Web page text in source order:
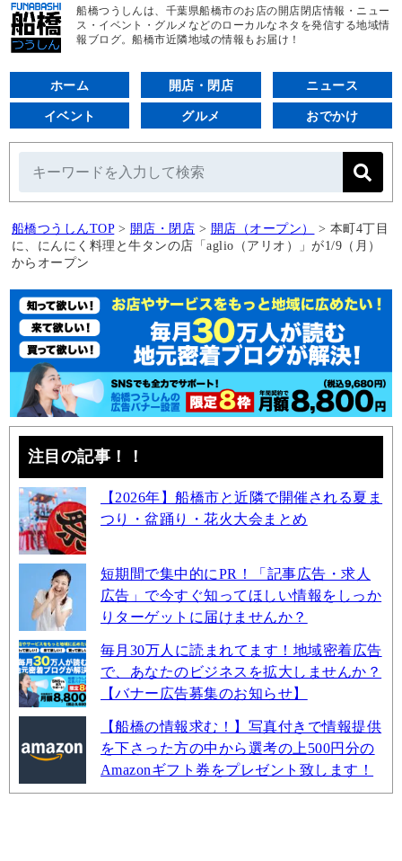
船橋つうしんは、千葉県船橋市のお店の開店閉店情報・ニュー
ス・イベント・グルメなどのローカルなネタを発信する地域情
報ブログ。船橋市近隣地域の情報もお届け！
ホーム 開店・閉店 ニュース
イベント グルメ おでかけ
船橋つうしんTOP > 開店・閉店 > 開店（オープン） > 本町4丁目
に、にんにく料理と牛タンの店「aglio（アリオ）」が1/9（月）
からオープン
注目の記事！！
【2026年】船橋市と近隣で開催される夏ま
つり・盆踊り・花火大会まとめ
短期間で集中的にPR！「記事広告・求人
広告」で今すぐ知ってほしい情報をしっか
りターゲットに届けませんか？
毎月30万人に読まれてます！地域密着広告
で、あなたのビジネスを拡大しませんか？
【バナー広告募集のお知らせ】
【船橋の情報求む！】写真付きで情報提供
を下さった方の中から選考の上500円分の
Amazonギフト券をプレゼント致します！